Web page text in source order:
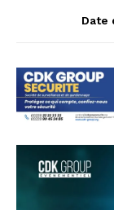
Date